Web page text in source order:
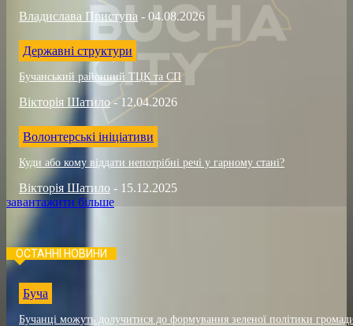
Владислава Приступа - 04.08.2026
Державні структури
Бучанський районний ТЦК та СП
Вікторія Шатило - 12.04.2026
Волонтерські ініціативи
Куди або кому віддати непотрібні речі у гарному стані?
Вікторія Шатило - 15.12.2025
завантажити більше
ОСТАННІ НОВИНИ
Буча
Бучанці можуть долучитися до формування зеленої політики